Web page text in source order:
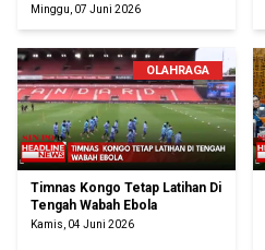
Minggu, 07 Juni 2026
OLAHRAGA
Timnas Kongo Tetap Latihan Di
Tengah Wabah Ebola
Kamis, 04 Juni 2026